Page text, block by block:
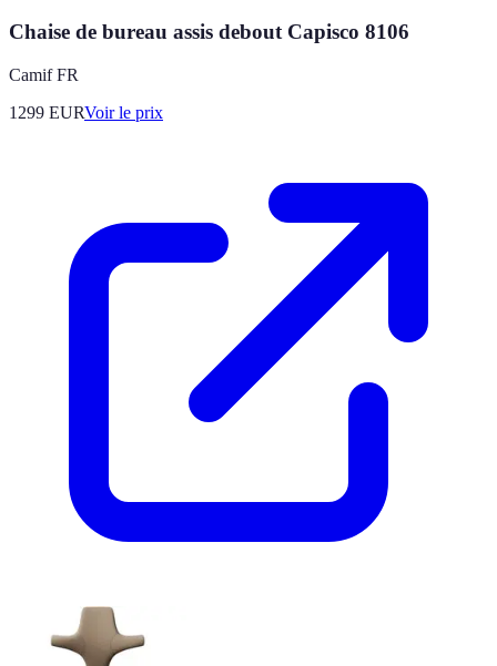
Chaise de bureau assis debout Capisco 8106
Camif FR
1299 EURVoir le prix